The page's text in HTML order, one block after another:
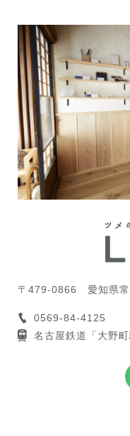
〒479-0866 愛知県
0569-84-4125
名古屋鉄道「大野